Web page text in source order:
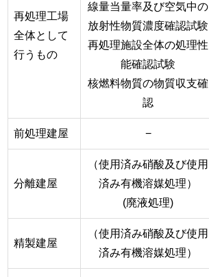
再処理工場
全体として
行うもの
線量当量率及び空気中の
放射性物質濃度確認試験
再処理施設全体の処理性
能確認試験
核燃料物質の物質収支確
認
前処理建屋 −
分離建屋
（使用済み硝酸及び使用
済み有機溶媒処理）
(廃液処理)
精製建屋
（使用済み硝酸及び使用
済み有機溶媒処理）